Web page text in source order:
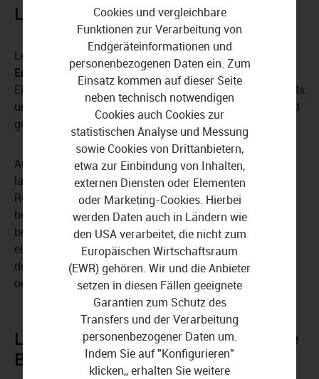
Lexware business plus 2026
Lexware business plus 2026 ermöglicht Ihnen die
Erstellung individueller Kunden- und Aktionspreislisten
Eine detaillierte Übersicht, die Verwaltung von Kreditlimits
und eine Sperrfunktion tragen zu einem effizienteren und
gezielteren Kundenmanagement bei.
Artikelreservierungen für Kunden oder Teillieferungen
lassen sich leicht durchführen, und die
Rückstandsverwaltung des Programms hilft Ihnen, auch
bei einer großen Kundenanzahl den Überblick zu
behalten. Mit nur wenigen Klicks können Sie Rabatte für
einzelne Artikel oder ganze Preisgruppen festlegen, um
den Wünschen Ihrer Kundschaft entgegenzukommen
oder Ihr Marketing auf ein neues Niveau zu heben.
Lexware business plus 2026 - Ihre
Buchhaltung leicht gemacht
Cookies und vergleichbare
Funktionen zur Verarbeitung von
Endgeräteinformationen und
personenbezogenen Daten ein. Zum
Einsatz kommen auf dieser Seite
neben technisch notwendigen
Cookies auch Cookies zur
statistischen Analyse und Messung
sowie Cookies von Drittanbietern,
etwa zur Einbindung von Inhalten,
externen Diensten oder Elementen
oder Marketing-Cookies. Hierbei
werden Daten auch in Ländern wie
den USA verarbeitet, die nicht zum
Europäischen Wirtschaftsraum
(EWR) gehören. Wir und die Anbieter
setzen in diesen Fällen geeignete
Garantien zum Schutz des
Transfers und der Verarbeitung
personenbezogener Daten um.
Indem Sie auf "Konfigurieren"
klicken,, erhalten Sie weitere